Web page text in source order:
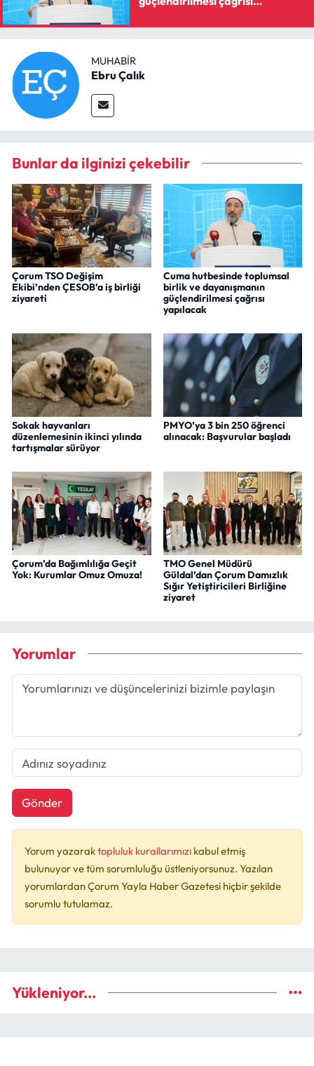
MUHABIR
Ebru Çalık
Bunlar da ilginizi çekebilir
Çorum TSO Değişim
Ekibi’nden ÇESOB’a iş birliği
ziyareti
Cuma hutbesinde toplumsal
birlik ve dayanışmanın
güçlendirilmesi çağrısı
yapılacak
Sokak hayvanları
düzenlemesinin ikinci yılında
tartışmalar sürüyor
PMYO’ya 3 bin 250 öğrenci
alınacak: Başvurular başladı
Çorum’da Bağımlılığa Geçit
Yok: Kurumlar Omuz Omuza!
TMO Genel Müdürü
Güldal’dan Çorum Damızlık
Sığır Yetiştiricileri Birliğine
ziyaret
Yorumlar
Gönder
Yorum yazaraktopluluk kurallarımızı kabul etmiş
bulunuyor ve tüm sorumluluğu üstleniyorsunuz. Yazılan
yorumlardan Çorum Yayla Haber Gazetesi hiçbir şekilde
sorumlu tutulamaz.
Yükleniyor...